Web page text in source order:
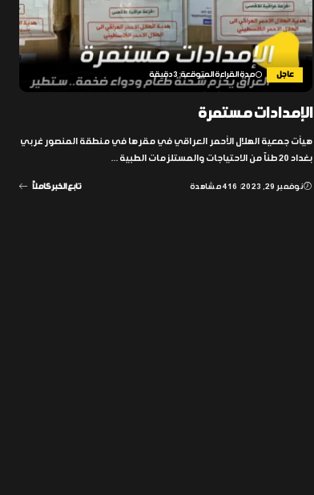
عاجل مدة القراءة المتوقعة: 3 دقيقة
الإمدادات مستمرة
هيأت جمعية الهلال الأحمر العراقي في مقرها في منطقة المنصور غربي
بغداد 20 طناً من الاحتياجات والمستلزمات الطبية
...
نوفمبر 29, 2023 416 مشاهدة تابع الخبر كاملاً